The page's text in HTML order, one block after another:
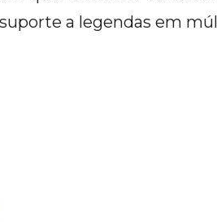
a legendas em